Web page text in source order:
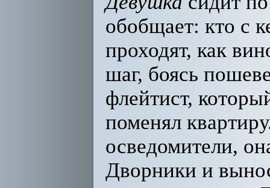
обобщает: кто с
проходят, как
шаг, боясь
флейтист,
поменял
осведомители,
Дворники и